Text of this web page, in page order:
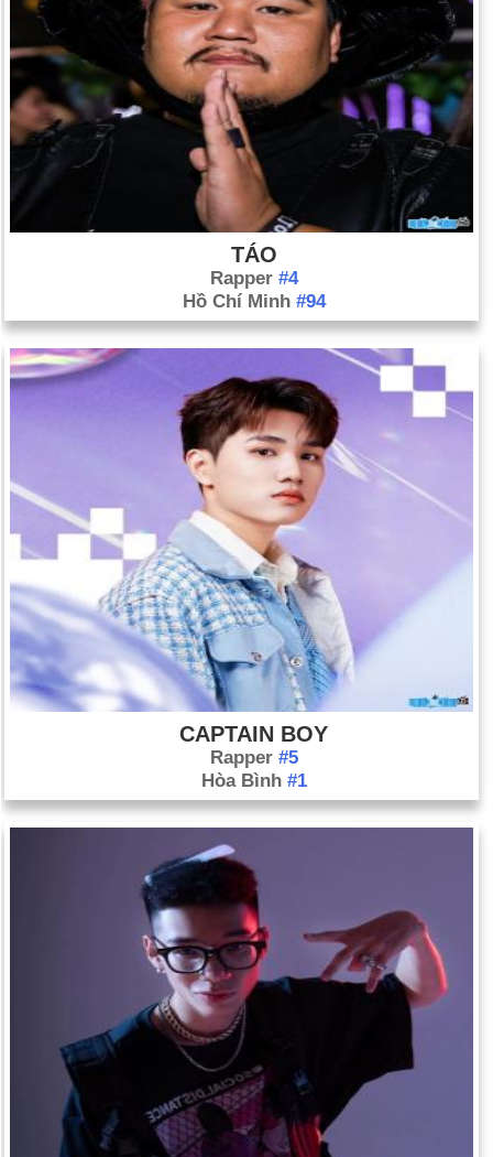
TÁO
Rapper #4
Hồ Chí Minh #94
CAPTAIN BOY
Rapper #5
Hòa Bình #1